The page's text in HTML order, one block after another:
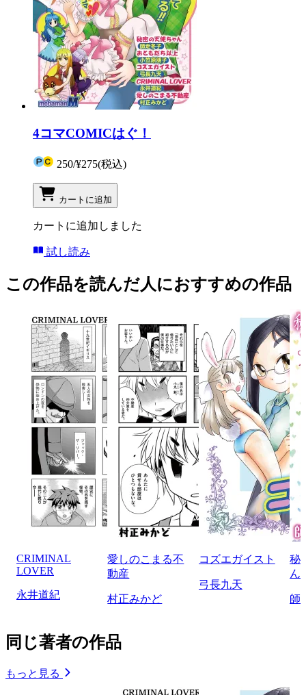
4コマCOMICはぐ！
250/¥275(税込)
カートに追加
カートに追加しました
試し読み
この作品を読んだ人におすすめの作品
CRIMINAL
LOVER
永井道紀
愛しのこまる不
動産
村正みかど
コズエガイスト
弓長九天
秘
ん
師
同じ著者の作品
もっと見る